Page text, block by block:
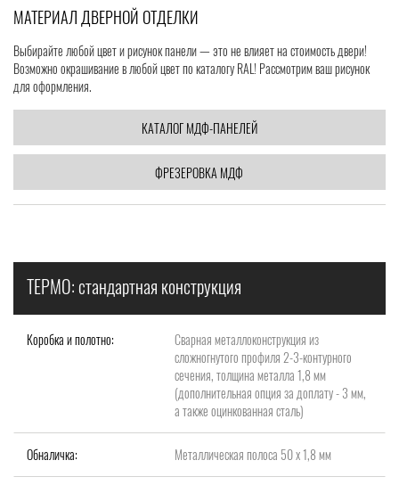
МАТЕРИАЛ ДВЕРНОЙ ОТДЕЛКИ
Выбирайте любой цвет и рисунок панели — это не влияет на стоимость двери!
Возможно окрашивание в любой цвет по каталогу RAL! Рассмотрим ваш рисунок
для оформления.
КАТАЛОГ МДФ-ПАНЕЛЕЙ
ФРЕЗЕРОВКА МДФ
ТЕРМО: стандартная конструкция
Коробка и полотно:
Сварная металлоконструкция из
сложногнутого профиля 2-3-контурного
сечения, толщина металла 1,8 мм
(дополнительная опция за доплату - 3 мм,
а также оцинкованная сталь)
Обналичка: Металлическая полоса 50 х 1,8 мм